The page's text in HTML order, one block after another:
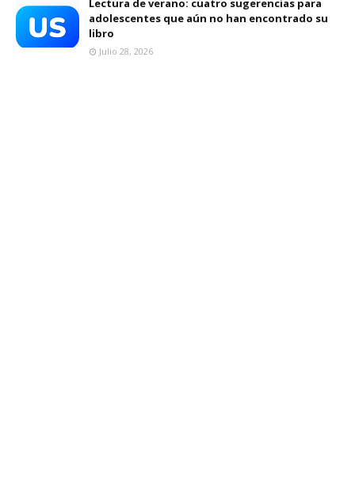
Lectura de verano: cuatro sugerencias para
adolescentes que aún no han encontrado su
libro
Julio 28, 2026